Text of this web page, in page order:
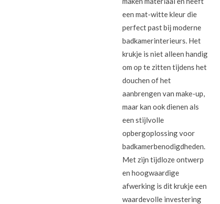
een mat-witte kleur die
perfect past bij moderne
badkamerinterieurs. Het
krukje is niet alleen handig
om op te zitten tijdens het
douchen of het
aanbrengen van make-up,
maar kan ook dienen als
een stijlvolle
opbergoplossing voor
badkamerbenodigdheden.
Met zijn tijdloze ontwerp
en hoogwaardige
afwerking is dit krukje een
waardevolle investering